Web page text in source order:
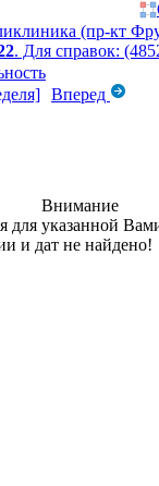
(пр-кт
. Для справок:
Вперед
Внимание
для указанной
и дат не найдено!